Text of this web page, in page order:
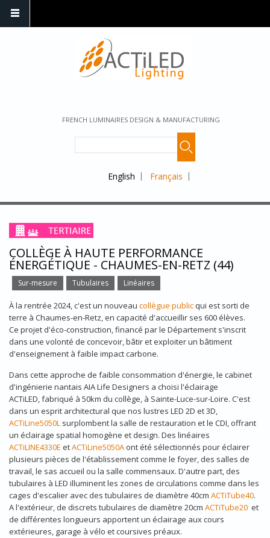
FRENCH LUMINAIRES DESIGN & MANUFACTURING
English Français
COLLÈGE À HAUTE PERFORMANCE
ÉNERGÉTIQUE - CHAUMES-EN-RETZ (44)
Sur-mesure Tubulaires Linéaires
À la rentrée 2024, c'est un nouveau collègue publicqui est sorti de
terre à Chaumes-en-Retz, en capacité d'accueillir ses 600 élèves.
Ce projet d'éco-construction, financé par le Département s'inscrit
dans une volonté de concevoir, bâtir et exploiter un bâtiment
d'enseignement à faible impact carbone.
Dans cette approche de faible consommation d'énergie, le cabinet
d'ingénierie nantais AIA Life Designers a choisi l'éclairage
ACTiLED, fabriqué à 50km du collège, à Sainte-Luce-sur-Loire. C'est
dans un esprit architectural que nos lustres LED 2D et 3D,
ACTiLine5050L surplombent la salle de restauration et le CDI, offrant
un éclairage spatial homogène et design. Des linéaires
ACTiLINE4330E etACTiLine5050A ont été sélectionnés pour éclairer
plusieurs pièces de l'établissement comme le foyer, des salles de
travail, le sas accueil ou la salle commensaux. D'autre part, des
tubulaires à LED illuminent les zones de circulations comme dans les
cages d'escalier avec des tubulaires de diamètre 40cm ACTiTube40.
A l'extérieur, de discrets tubulaires de diamètre 20cm ACTiTube20 et
de différentes longueurs apportent un éclairage aux cours
extérieures, garage à vélo et coursives préaux.